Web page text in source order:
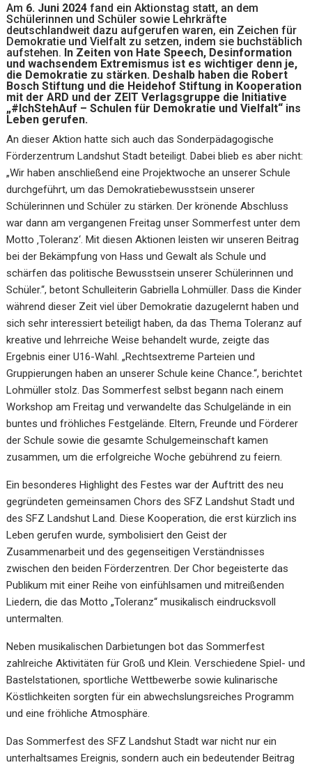
Am 6. Juni 2024 fand ein Aktionstag statt, an dem
Schülerinnen und Schüler sowie Lehrkräfte
deutschlandweit dazu aufgerufen waren, ein Zeichen für
Demokratie und Vielfalt zu setzen, indem sie buchstäblich
aufstehen. In Zeiten von Hate Speech, Desinformation
und wachsendem Extremismus ist es wichtiger denn je,
die Demokratie zu stärken. Deshalb haben die Robert
Bosch Stiftung und die Heidehof Stiftung in Kooperation
mit der ARD und der ZEIT Verlagsgruppe die Initiative
„#IchStehAuf – Schulen für Demokratie und Vielfalt“ ins
Leben gerufen.
An dieser Aktion hatte sich auch das Sonderpädagogische
Förderzentrum Landshut Stadt beteiligt. Dabei blieb es aber nicht:
„Wir haben anschließend eine Projektwoche an unserer Schule
durchgeführt, um das Demokratiebewusstsein unserer
Schülerinnen und Schüler zu stärken. Der krönende Abschluss
war dann am vergangenen Freitag unser Sommerfest unter dem
Motto ‚Toleranz‘. Mit diesen Aktionen leisten wir unseren Beitrag
bei der Bekämpfung von Hass und Gewalt als Schule und
schärfen das politische Bewusstsein unserer Schülerinnen und
Schüler.“, betont Schulleiterin Gabriella Lohmüller. Dass die Kinder
während dieser Zeit viel über Demokratie dazugelernt haben und
sich sehr interessiert beteiligt haben, da das Thema Toleranz auf
kreative und lehrreiche Weise behandelt wurde, zeigte das
Ergebnis einer U16-Wahl. „Rechtsextreme Parteien und
Gruppierungen haben an unserer Schule keine Chance.“, berichtet
Lohmüller stolz. Das Sommerfest selbst begann nach einem
Workshop am Freitag und verwandelte das Schulgelände in ein
buntes und fröhliches Festgelände. Eltern, Freunde und Förderer
der Schule sowie die gesamte Schulgemeinschaft kamen
zusammen, um die erfolgreiche Woche gebührend zu feiern.
Ein besonderes Highlight des Festes war der Auftritt des neu
gegründeten gemeinsamen Chors des SFZ Landshut Stadt und
des SFZ Landshut Land. Diese Kooperation, die erst kürzlich ins
Leben gerufen wurde, symbolisiert den Geist der
Zusammenarbeit und des gegenseitigen Verständnisses
zwischen den beiden Förderzentren. Der Chor begeisterte das
Publikum mit einer Reihe von einfühlsamen und mitreißenden
Liedern, die das Motto „Toleranz“ musikalisch eindrucksvoll
untermalten.
Neben musikalischen Darbietungen bot das Sommerfest
zahlreiche Aktivitäten für Groß und Klein. Verschiedene Spiel- und
Bastelstationen, sportliche Wettbewerbe sowie kulinarische
Köstlichkeiten sorgten für ein abwechslungsreiches Programm
und eine fröhliche Atmosphäre.
Das Sommerfest des SFZ Landshut Stadt war nicht nur ein
unterhaltsames Ereignis, sondern auch ein bedeutender Beitrag